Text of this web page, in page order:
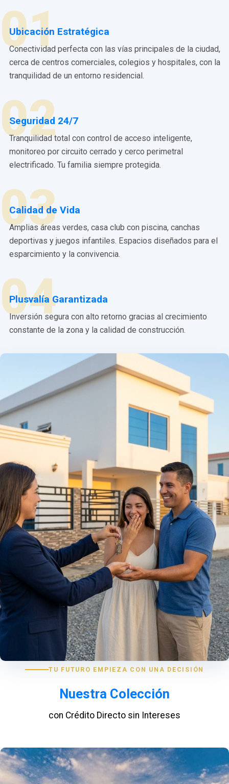
01
Ubicación Estratégica
Conectividad perfecta con las vías principales de la ciudad,
cerca de centros comerciales, colegios y hospitales, con la
tranquilidad de un entorno residencial.
02
Seguridad 24/7
Tranquilidad total con control de acceso inteligente,
monitoreo por circuito cerrado y cerco perimetral
electrificado. Tu familia siempre protegida.
03
Calidad de Vida
Amplias áreas verdes, casa club con piscina, canchas
deportivas y juegos infantiles. Espacios diseñados para el
esparcimiento y la convivencia.
04
Plusvalía Garantizada
Inversión segura con alto retorno gracias al crecimiento
constante de la zona y la calidad de construcción.
TU FUTURO EMPIEZA CON UNA DECISIÓN
Nuestra Colección
con Crédito Directo sin Intereses